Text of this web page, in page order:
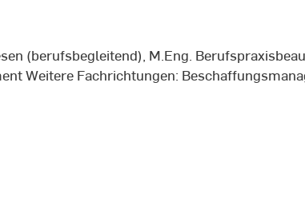
(berufsbegleitend), M.Eng.
Weitere Fachrichtungen: